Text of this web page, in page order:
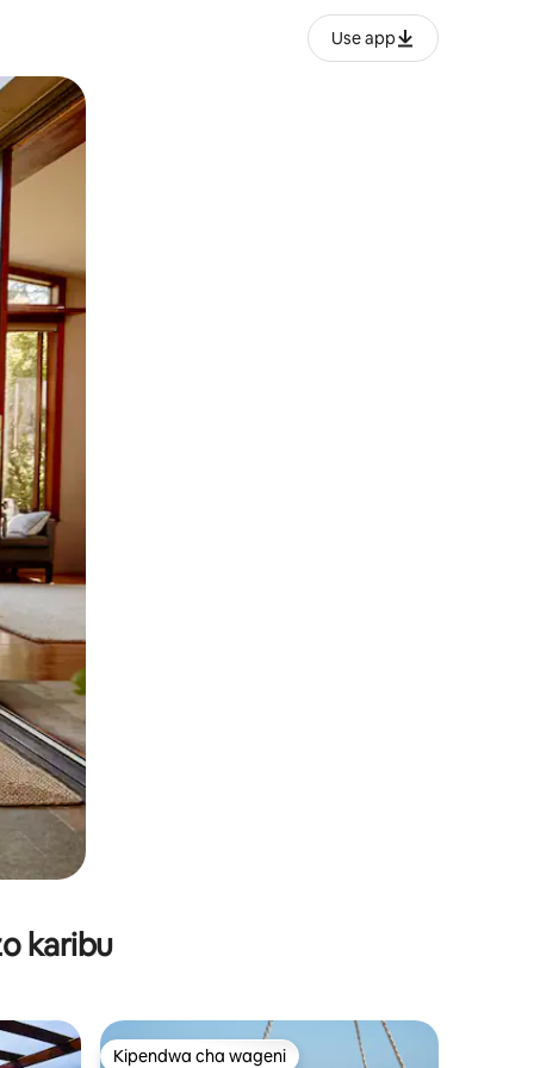
Use app
kidole kwenye ishara.
karibu
Kipendwa cha wageni